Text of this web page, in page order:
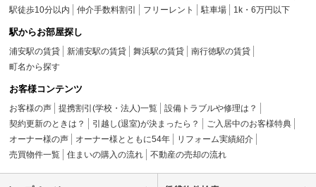
駅徒歩10分以内
仲介手数料割引 フリーレント 駐車場 1k・6万円以下
駅からお部屋探し
浦安駅の賃貸 新浦安駅の賃貸 舞浜駅の賃貸
南行徳駅の賃貸
町名から探す
お客様コンテンツ
お客様の声 提携割引(学校・法人)一覧
設備トラブルや修理は？
契約更新のときは？
引越し(退室)が決まったら？
ご入居中のお客様特典
オーナー様の声
オーナー様とともに54年
リフォーム実績紹介
売買物件一覧
住まいの購入の流れ 不動産の売却の流れ